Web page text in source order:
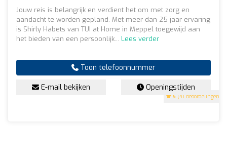
5 (41 beoordelingen)
Jouw reis is belangrijk en verdient het om met zorg en
aandacht te worden gepland. Met meer dan 25 jaar ervaring
is Shirly Habets van TUI at Home in Meppel toegewijd aan
het bieden van een persoonlijk... Lees verder
Toon telefoonnummer
E-mail bekijken Openingstijden